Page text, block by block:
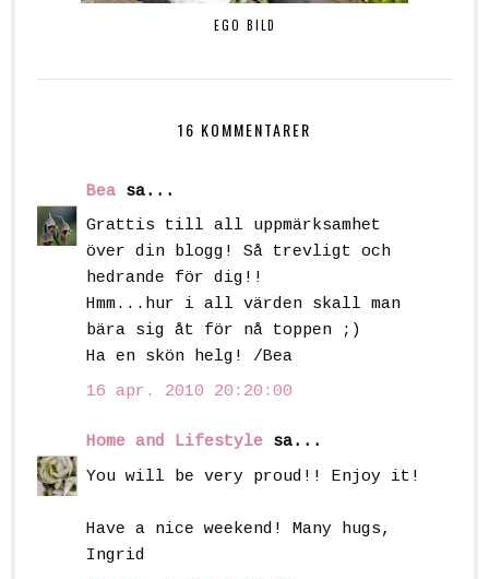
EGO BILD
16 KOMMENTARER
Bea sa...
Grattis till all uppmärksamhet
över din blogg! Så trevligt och
hedrande för dig!!
Hmm...hur i all värden skall man
bära sig åt för nå toppen ;)
Ha en skön helg! /Bea
16 apr. 2010 20:20:00
Home and Lifestyle sa...
You will be very proud!! Enjoy it!
Have a nice weekend! Many hugs,
Ingrid